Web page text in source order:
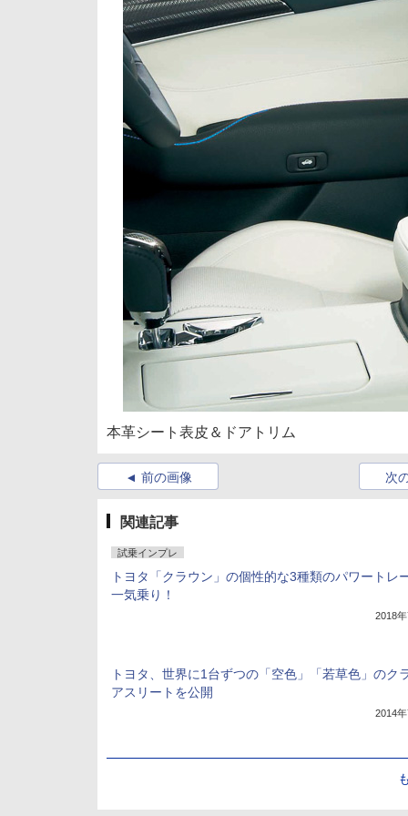
本革シート表皮＆ドアトリム
前の画像 次
関連記事
試乗インプレ
トヨタ「クラウン」の個性的な3種類のパワートレ
一気乗り！
2018
トヨタ、世界に1台ずつの「空色」「若草色」のク
アスリートを公開
2014